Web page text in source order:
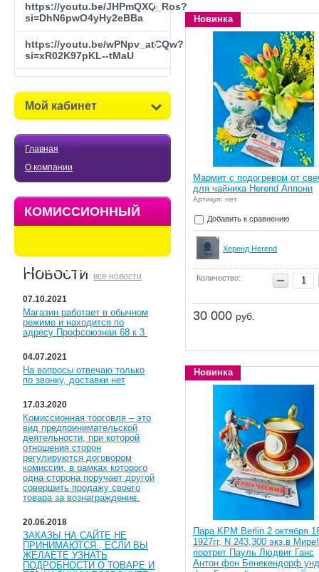
https://youtu.be/JHPmQXQ_Ros?
si=DhN6pwO4yHy2eBBa
https://youtu.be/wPNpv_atCQw?
si=xR02K97pKL--tMaU
Мой кабинет
Главная
О компании
КОМИССИОННЫЙ
КУПЕЧЕСКИЙ
Новости все новости
07.10.2021
Магазин работает в обычном
режиме и находится по
адресу Профсоюзная 68 к 3
04.07.2021
На вопросы отвечаю только
по звонку, доставки нет
17.03.2020
Комиссионная торговля – это
вид предпринимательской
деятельности, при которой
отношения сторон
регулируются договором
комиссии, в рамках которого
одна сторона поручает другой
совершить продажу своего
товара за вознаграждение.
20.06.2018
ЗАКАЗЫ НА САЙТЕ НЕ
ПРИНИМАЮТСЯ , ЕСЛИ ВЫ
ЖЕЛАЕТЕ УЗНАТЬ
ПОДРОБНОСТИ О ТОВАРЕ И
Новинка
Мармит с подогревом от
для чайника Herend Аппони
Артикул: нет
Добавить к сравнению
Херенд Herend
Количество:
30 000 руб.
Новинка
Пара KPM Berlin 2 октября
1927гг, N 243,300 экз.в Мире!
портрет Пауль Людвиг Ганс
Антон фон Бенекендорф унд